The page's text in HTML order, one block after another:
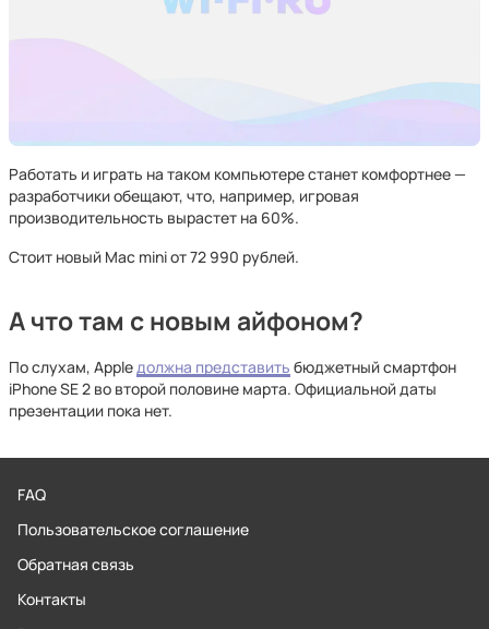
Работать и играть на таком компьютере станет комфортнее —
разработчики обещают, что, например, игровая
производительность вырастет на 60%.
Стоит новый Mac mini от 72 990 рублей.
А что там с новым айфоном?
По слухам, Appleдолжна представить бюджетный смартфон
iPhone SE 2 во второй половине марта. Официальной даты
презентации пока нет.
FAQ
Пользовательское соглашение
Обратная связь
Контакты